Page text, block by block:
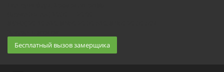
Бесплатный вызов замерщика